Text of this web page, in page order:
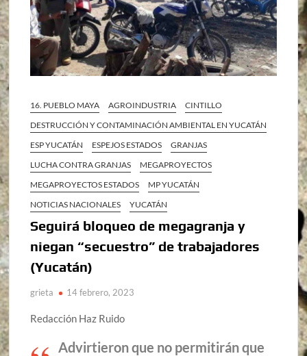
16. PUEBLO MAYA AGROINDUSTRIA
CINTILLO
DESTRUCCIÓN Y CONTAMINACIÓN AMBIENTAL EN YUCATÁN
ESP YUCATÁN
ESPEJOS ESTADOS
GRANJAS
LUCHA CONTRA GRANJAS
MEGAPROYECTOS
MEGAPROYECTOS ESTADOS
MP YUCATÁN
NOTICIAS NACIONALES
YUCATÁN
Seguirá bloqueo de megagranja y
niegan “secuestro” de trabajadores
(Yucatán)
grieta 14 febrero, 2023
Redacción Haz Ruido
Advirtieron que no permitirán que